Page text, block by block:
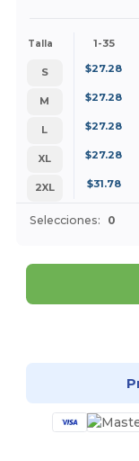
Talla 1-35
S $27.28
M
$27.28
L
$27.28
XL
$27.28
2XL
$31.78
Selecciones: 0